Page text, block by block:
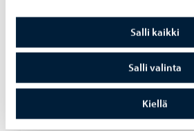
Salli kaikki
Salli valinta
Kiellä
Badförbudet vid Kapellby
Lappträsk har hävts
Miljöhälsovård-1.6.2026